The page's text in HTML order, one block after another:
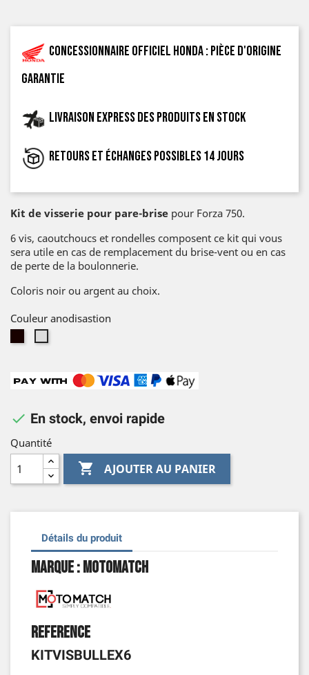
Concessionnaire officiel Honda : pièce d'origine
garantie
Livraison express des produits en stock
Retours et échanges possibles 14 jours
Kit de visserie pour pare-brise pour Forza 750.
6 vis, caoutchoucs et rondelles composent ce kit qui vous
sera utile en cas de remplacement du brise-vent ou en cas
de perte de la boulonnerie.
Coloris noir ou argent au choix.
Couleur anodisastion
 En stock, envoi rapide
Quantité
 AJOUTER AU PANIER
Détails du produit
Marque : Motomatch
Reference
KITVISBULLEX6